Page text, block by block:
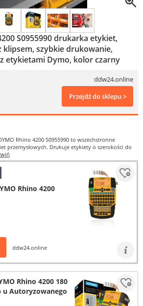
S0955990 drukarka etykiet,
klipsem, szybkie drukowanie,
etykietami Dymo, kolor czarny
ddw24.online
Przejdź do sklepu >
Rhino 4200 S0955990 to wszechstronne
przemysłowych. Drukuje etykiety o szerokości do
Rhino 4200
ddw24.online
Rhino 4200 180
Autoryzowanego